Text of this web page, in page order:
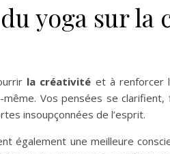
yoga sur la
la créativité et à renforcer
Vos pensées se
insoupçonnées de l’esprit.
également une meilleure